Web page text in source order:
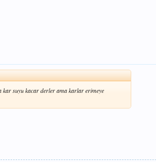
kar suyu kacar derler ama karlar erimeye